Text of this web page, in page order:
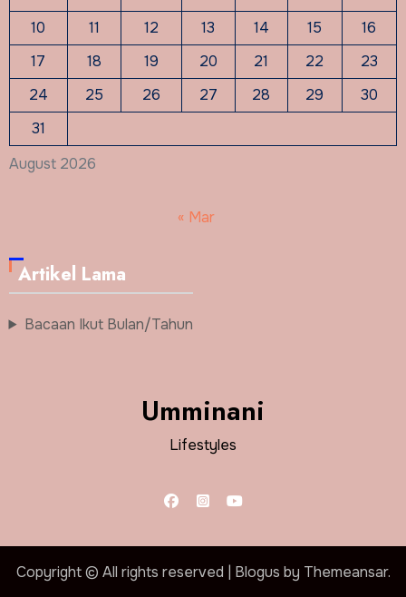
August 2026
10
11 12 13 14 15
16
17
18 19 20 21 22
23
24
25 26 27 28 29
30
31
« Mar
Artikel Lama
Bacaan Ikut Bulan/Tahun
Umminani
Lifestyles
Copyright © All rights reserved | Blogus by Themeansar.